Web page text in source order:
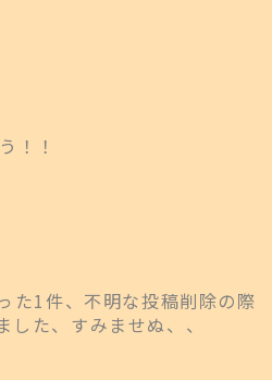
！！
た1件、不明な投稿削除の際
た、すみませぬ、、